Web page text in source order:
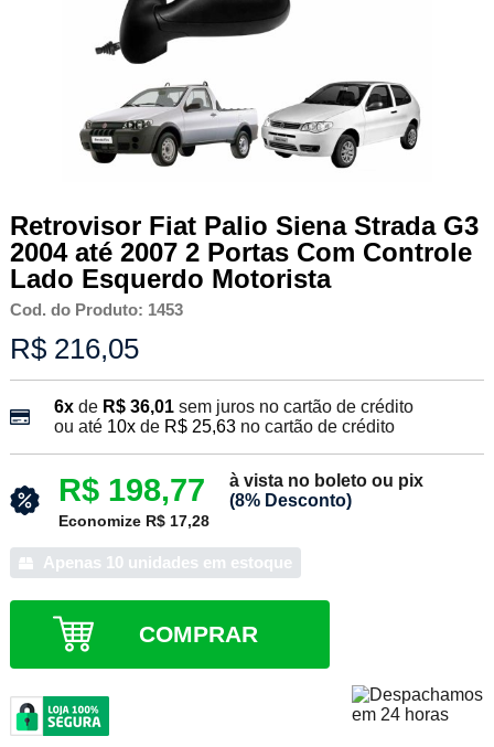
Retrovisor Fiat Palio Siena Strada G3
2004 até 2007 2 Portas Com Controle
Lado Esquerdo Motorista
Cod. do Produto: 1453
R$ 216,05
6xde R$ 36,01 sem juros no cartão de crédito
ou até 10xde R$ 25,63no cartão de crédito
R$ 198,77
à vista no boleto ou pix
(8% Desconto)
Economize R$ 17,28
Apenas 10 unidades em estoque
COMPRAR